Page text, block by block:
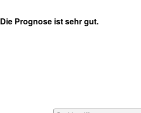
Die Prognose ist sehr gut.